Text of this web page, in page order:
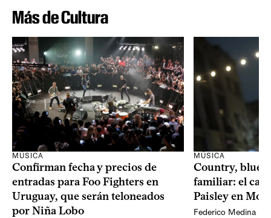
Más de Cultura
MÚSICA
Confirman fecha y precios de
entradas para Foo Fighters en
Uruguay, que serán teloneados
por Niña Lobo
MÚSICA
Country,
familiar: el
Paisley en
Federico Medina